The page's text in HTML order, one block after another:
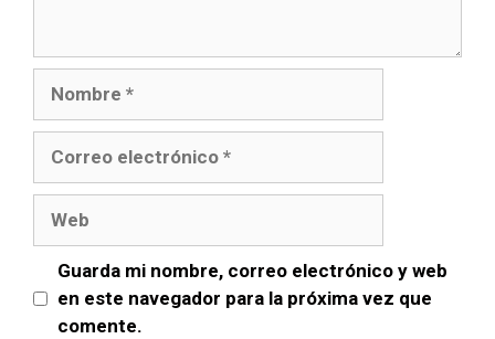
Guarda mi nombre, correo electrónico y web
en este navegador para la próxima vez que
comente.